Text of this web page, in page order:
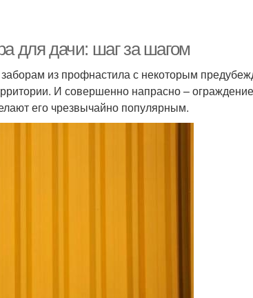
для дачи: шаг за шагом
из профнастила с некоторым
И совершенно напрасно –
его чрезвычайно популярным.